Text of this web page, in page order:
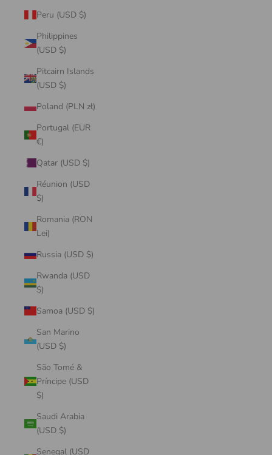
Peru (USD $)
Philippines
(USD $)
Pitcairn Islands
(USD $)
Poland (PLN zł)
Portugal (EUR
€)
Qatar (USD $)
Réunion (USD
$)
Romania (RON
Lei)
Russia (USD $)
Rwanda (USD
$)
Samoa (USD $)
San Marino
(USD $)
São Tomé &
Príncipe (USD
$)
Saudi Arabia
(USD $)
Senegal (USD